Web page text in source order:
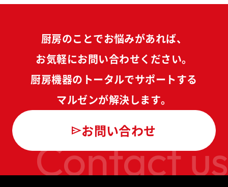
Contact us
厨房のことでお悩みがあれば、
お気軽にお問い合わせください。
厨房機器のトータルでサポートする
マルゼンが解決します。
お問い合わせ